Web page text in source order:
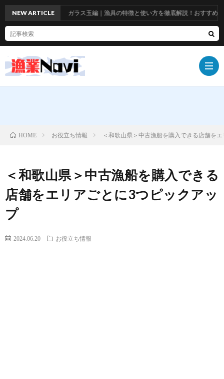
具
漁
師
お
NEW ARTICLE ガラス玉編｜漁具の特徴と使い方を徹底解説！おすすめ品も
HOME お役立ち情報 ＜和歌山県＞中古漁船を購入できる店舗を
＜和歌山県＞中古漁船を購入できる
店舗をエリアごとに3つピックアッ
プ
2024.06.20 お役立ち情報